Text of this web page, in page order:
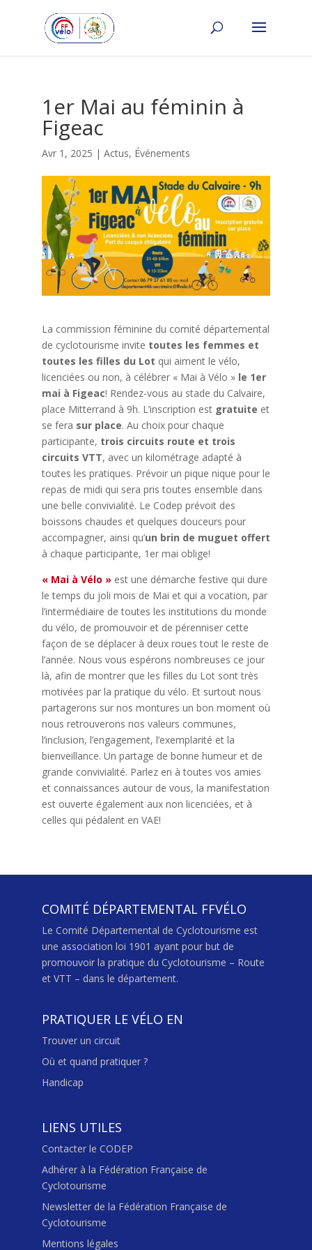
1er Mai au féminin à
Figeac
Avr 1, 2025 | Actus, Événements
La commission féminine du comité départemental
de cyclotourisme invite toutes les femmes et
toutes les filles du Lot qui aiment le vélo,
licenciées ou non, à célébrer « Mai à Vélo » le 1er
mai à Figeac! Rendez-vous au stade du Calvaire,
place Mitterrand à 9h. L’inscription est gratuite et
se fera sur place. Au choix pour chaque
participante, trois circuits route et trois
circuits VTT, avec un kilométrage adapté à
toutes les pratiques. Prévoir un pique nique pour le
repas de midi qui sera pris toutes ensemble dans
une belle convivialité. Le Codep prévoit des
boissons chaudes et quelques douceurs pour
accompagner, ainsi qu’un brin de muguet offert
à chaque participante, 1er mai oblige!
« Mai à Vélo »est une démarche festive qui dure
le temps du joli mois de Mai et qui a vocation, par
l’intermédiaire de toutes les institutions du monde
du vélo, de promouvoir et de pérenniser cette
façon de se déplacer à deux roues tout le reste de
l’année. Nous vous espérons nombreuses ce jour
là, afin de montrer que les filles du Lot sont très
motivées par la pratique du vélo. Et surtout nous
partagerons sur nos montures un bon moment où
nous retrouverons nos valeurs communes,
l’inclusion, l’engagement, l’exemplarité et la
bienveillance. Un partage de bonne humeur et de
grande convivialité. Parlez en à toutes vos amies
et connaissances autour de vous, la manifestation
est ouverte également aux non licenciées, et à
celles qui pédalent en VAE!
COMITÉ DÉPARTEMENTAL FFVÉLO
Le Comité Départemental de Cyclotourisme est
une association loi 1901 ayant pour but de
promouvoir la pratique du Cyclotourisme – Route
et VTT – dans le département.
PRATIQUER LE VÉLO EN
Trouver un circuit
Où et quand pratiquer ?
Handicap
LIENS UTILES
Contacter le CODEP
Adhérer à la Fédération Française de
Cyclotourisme
Newsletter de la Fédération Française de
Cyclotourisme
Mentions légales